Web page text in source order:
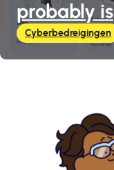
probably is
Cyberbedreigingen